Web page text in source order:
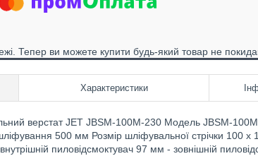
Тепер ви можете купити будь-який товар не
Характеристики
верстат JET JBSM-100M-230 Модель JBSM-
500 мм Розмір шліфувальної стрічки 100 х
пиловідсмоктувач 97 мм - зовнішній